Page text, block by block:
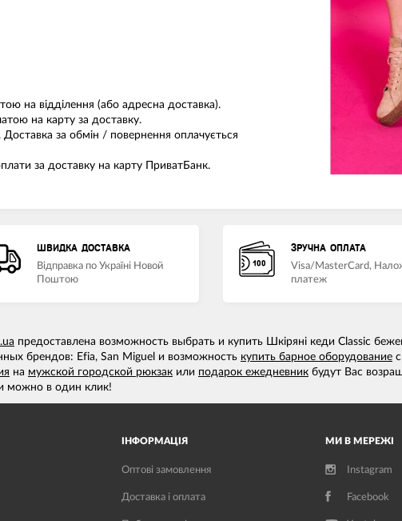
на відділення (або адресна доставка).
на карту за доставку.
за обмін / повернення оплачується
за доставку на карту ПриватБанк.
ШВИДКА ДОСТАВКА
Відправка по Україні Новой
Поштою
ЗРУЧНА ОПЛАТА
Visa/MasterCard,
платеж
предоставлена возможность выбрать и купить Шкіряні кеди Classic
брендов: Efia, San Miguel и возможность купить барное оборудование
на мужской городской рюкзак или подарок ежедневник будут Вас
можно в один клик!
ІНФОРМАЦІЯ
Оптові замовлення
Доставка і оплата
МИ В МЕРЕЖІ
Instagram
Facebook